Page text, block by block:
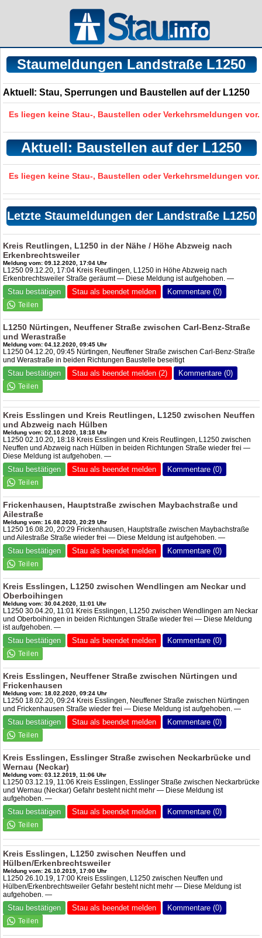
Staumeldungen Landstraße L1250
Aktuell: Stau, Sperrungen und Baustellen auf der L1250
Es liegen keine Stau-, Baustellen oder Verkehrsmeldungen vor.
Aktuell: Baustellen auf der L1250
Es liegen keine Stau-, Baustellen oder Verkehrsmeldungen vor.
Letzte Staumeldungen der Landstraße L1250
Kreis Reutlingen, L1250 in der Nähe / Höhe Abzweig nach
Erkenbrechtsweiler
Meldung vom: 09.12.2020, 17:04 Uhr
L1250 09.12.20, 17:04 Kreis Reutlingen, L1250 in Höhe Abzweig nach
Erkenbrechtsweiler Straße geräumt — Diese Meldung ist aufgehoben. —
Stau bestätigen Stau als beendet melden Kommentare (0)
L1250 Nürtingen, Neuffener Straße zwischen Carl-Benz-Straße
und Werastraße
Meldung vom: 04.12.2020, 09:45 Uhr
L1250 04.12.20, 09:45 Nürtingen, Neuffener Straße zwischen Carl-Benz-Straße
und Werastraße in beiden Richtungen Baustelle beseitigt
Stau bestätigen Stau als beendet melden (2) Kommentare (0)
Kreis Esslingen und Kreis Reutlingen, L1250 zwischen Neuffen
und Abzweig nach Hülben
Meldung vom: 02.10.2020, 18:18 Uhr
L1250 02.10.20, 18:18 Kreis Esslingen und Kreis Reutlingen, L1250 zwischen
Neuffen und Abzweig nach Hülben in beiden Richtungen Straße wieder frei —
Diese Meldung ist aufgehoben. —
Stau bestätigen Stau als beendet melden Kommentare (0)
Frickenhausen, Hauptstraße zwischen Maybachstraße und
Ailestraße
Meldung vom: 16.08.2020, 20:29 Uhr
L1250 16.08.20, 20:29 Frickenhausen, Hauptstraße zwischen Maybachstraße
und Ailestraße Straße wieder frei — Diese Meldung ist aufgehoben. —
Stau bestätigen Stau als beendet melden Kommentare (0)
Kreis Esslingen, L1250 zwischen Wendlingen am Neckar und
Oberboihingen
Meldung vom: 30.04.2020, 11:01 Uhr
L1250 30.04.20, 11:01 Kreis Esslingen, L1250 zwischen Wendlingen am Neckar
und Oberboihingen in beiden Richtungen Straße wieder frei — Diese Meldung
ist aufgehoben. —
Stau bestätigen Stau als beendet melden Kommentare (0)
Kreis Esslingen, Neuffener Straße zwischen Nürtingen und
Frickenhausen
Meldung vom: 18.02.2020, 09:24 Uhr
L1250 18.02.20, 09:24 Kreis Esslingen, Neuffener Straße zwischen Nürtingen
und Frickenhausen Straße wieder frei — Diese Meldung ist aufgehoben. —
Stau bestätigen Stau als beendet melden Kommentare (0)
Kreis Esslingen, Esslinger Straße zwischen Neckarbrücke und
Wernau (Neckar)
Meldung vom: 03.12.2019, 11:06 Uhr
L1250 03.12.19, 11:06 Kreis Esslingen, Esslinger Straße zwischen Neckarbrücke
und Wernau (Neckar) Gefahr besteht nicht mehr — Diese Meldung ist
aufgehoben. —
Stau bestätigen Stau als beendet melden Kommentare (0)
Kreis Esslingen, L1250 zwischen Neuffen und
Hülben/Erkenbrechtsweiler
Meldung vom: 26.10.2019, 17:00 Uhr
L1250 26.10.19, 17:00 Kreis Esslingen, L1250 zwischen Neuffen und
Hülben/Erkenbrechtsweiler Gefahr besteht nicht mehr — Diese Meldung ist
aufgehoben. —
Stau bestätigen Stau als beendet melden Kommentare (0)